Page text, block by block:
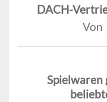
DACH-
Von
Spielwaren